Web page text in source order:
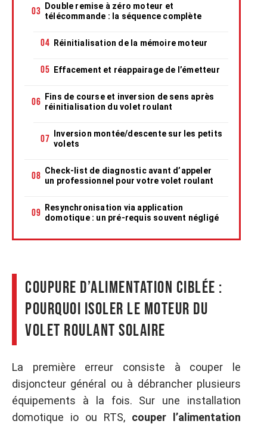
Double remise à zéro moteur et
télécommande : la séquence complète
Réinitialisation de la mémoire moteur
Effacement et réappairage de l’émetteur
Fins de course et inversion de sens après
réinitialisation du volet roulant
Inversion montée/descente sur les petits
volets
Check-list de diagnostic avant d’appeler
un professionnel pour votre volet roulant
Resynchronisation via application
domotique : un pré-requis souvent négligé
Coupure d’alimentation ciblée :
pourquoi isoler le moteur du
volet roulant solaire
La première erreur consiste à couper le
disjoncteur général ou à débrancher plusieurs
équipements à la fois. Sur une installation
domotique io ou RTS, couper l’alimentation